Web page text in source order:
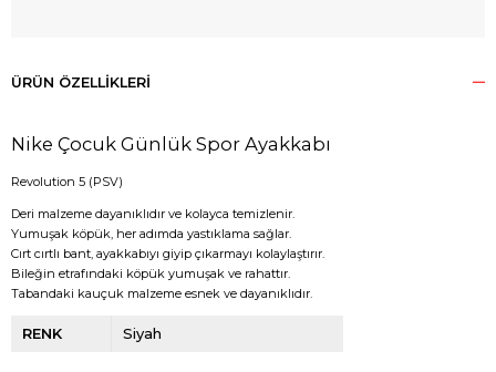
ÜRÜN ÖZELLIKLERI
Nike Çocuk Günlük Spor Ayakkabı
Revolution 5 (PSV)
Deri malzeme dayanıklıdır ve kolayca temizlenir.
Yumuşak köpük, her adımda yastıklama sağlar.
Cırt cırtlı bant, ayakkabıyı giyip çıkarmayı kolaylaştırır.
Bileğin etrafındaki köpük yumuşak ve rahattır.
Tabandaki kauçuk malzeme esnek ve dayanıklıdır.
RENK Siyah